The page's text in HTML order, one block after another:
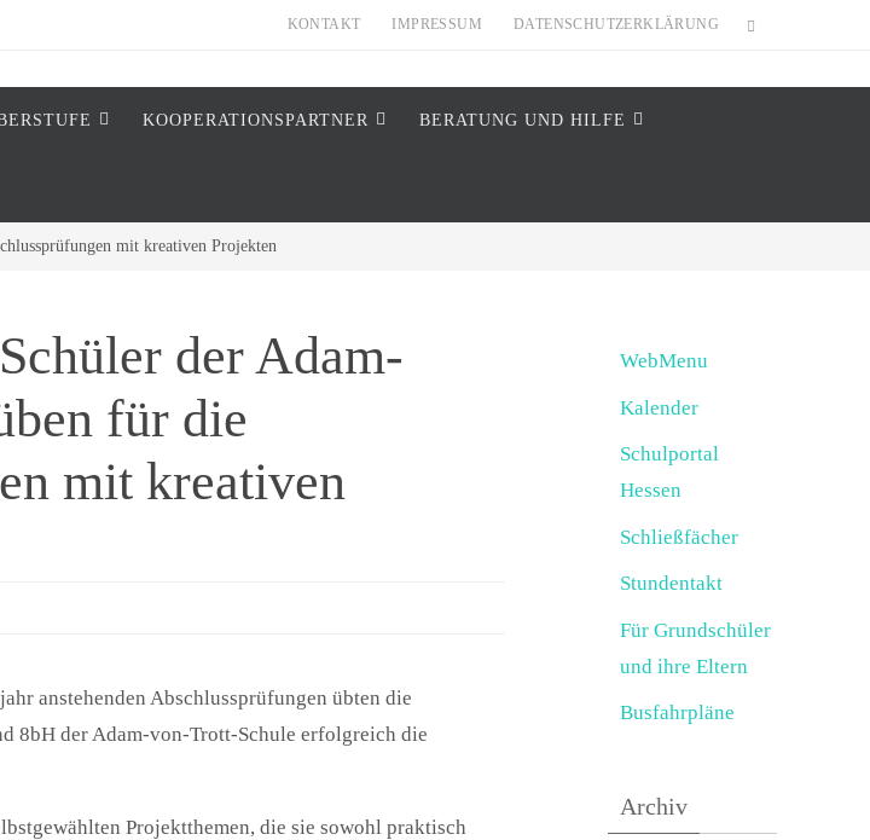
KONTAKT IMPRESSUM DATENSCHUTZERKLÄRUNG
KOOPERATIONSPARTNER BERATUNG UND HILFE
mit kreativen Projekten
der Adam-
für die
mit kreativen
anstehenden Abschlussprüfungen übten die
8bH der Adam-von-Trott-Schule erfolgreich die
Projektthemen, die sie sowohl praktisch
WebMenu
Kalender
Schulportal
Hessen
Schließfächer
Stundentakt
Für Grundschüler
und ihre Eltern
Busfahrpläne
Archiv